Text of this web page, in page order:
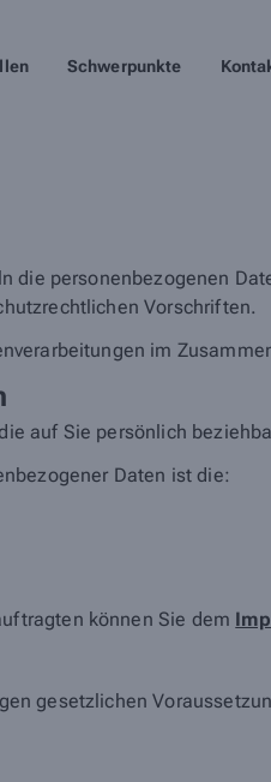
Schwerpunkte
die personenbezogenen
Vorschriften.
im
auf Sie persönlich
Daten ist die:
können Sie dem
gesetzlichen